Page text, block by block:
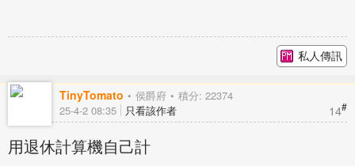
私人傳訊
TinyTomato 侯爵府 積分: 22374
14#
25-4-2 08:35 只看該作者
用退休計算機自己計